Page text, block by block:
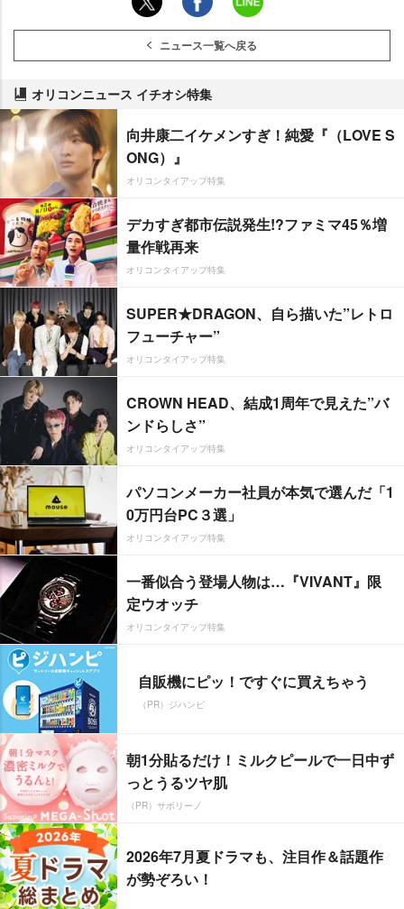
ニュース一覧へ戻る
オリコンニュース イチオシ特集
向井康二イケメンすぎ！純愛『（LOVE S
ONG）』
オリコンタイアップ特集
デカすぎ都市伝説発生!?ファミマ45％増
量作戦再来
オリコンタイアップ特集
SUPER★DRAGON、自ら描いた”レトロ
フューチャー”
オリコンタイアップ特集
CROWN HEAD、結成1周年で見えた”バ
ンドらしさ”
オリコンタイアップ特集
パソコンメーカー社員が本気で選んだ「1
0万円台PC３選」
オリコンタイアップ特集
一番似合う登場人物は…『VIVANT』限
定ウオッチ
オリコンタイアップ特集
自販機にピッ！ですぐに買えちゃう
（PR）ジハンピ
朝1分貼るだけ！ミルクピールで一日中ず
っとうるツヤ肌
（PR）サボリーノ
2026年7月夏ドラマも、注目作＆話題作
が勢ぞろい！